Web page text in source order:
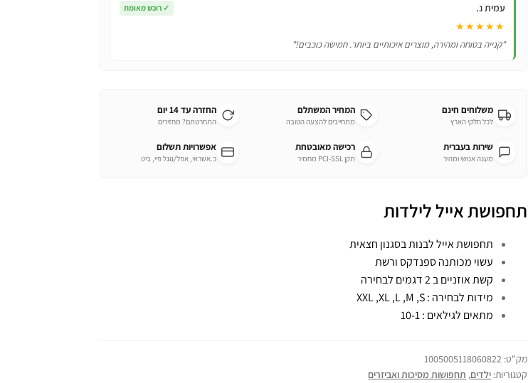
עמית נ. ✓ רוכש מאומת
★★★★★
"קנייה בטוחה ומהירה, מוצרים איכותיים ביותר. חמישה כוכבים!"
משלוחים חינם
לכל חלקי הארץ
המחיר המשתלם
מתחייבים להצעה הטובה
החזרה עד 14 יום
התחרטתם? מחזירים
שירות בעברית
מענה אנושי ומהיר
רכישה מאובטחת
תקן PCI-SSL מחמיר
אפשרויות תשלום
כ.אשראי, אפל/גוגל פיי, ביט
תחפושת אייל לילדות
תחפושת אייל לבנות בסגנון חצאית
עשוי מכותנה ספנדקס ורשת
קשת אוזניים ב 2 דגמים לבחירה
מידות לבחירה : XXL ,XL ,L ,M ,S
מתאים לגילאים : 10-1
מק"ט: 1005005118060822
קטגוריות: ילדים, תחפושות מסיכות ואביזרים